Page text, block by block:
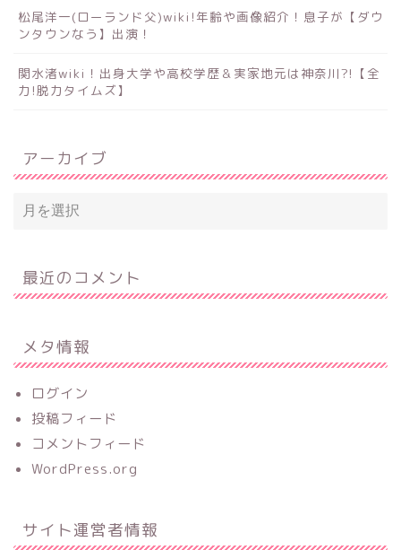
松尾洋一(ローランド父)wiki!年齢や画像紹介！息子が【ダウ
ンタウンなう】出演！
関水渚wiki！出身大学や高校学歴＆実家地元は神奈川?!【全
力!脱力タイムズ】
アーカイブ
最近のコメント
メタ情報
ログイン
投稿フィード
コメントフィード
WordPress.org
サイト運営者情報